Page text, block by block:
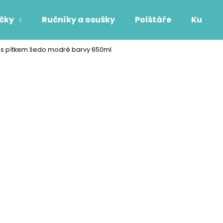
Ručníky a osušky Polštáře
pítkem šedo modré barvy 650ml
Co potřebujete najít?